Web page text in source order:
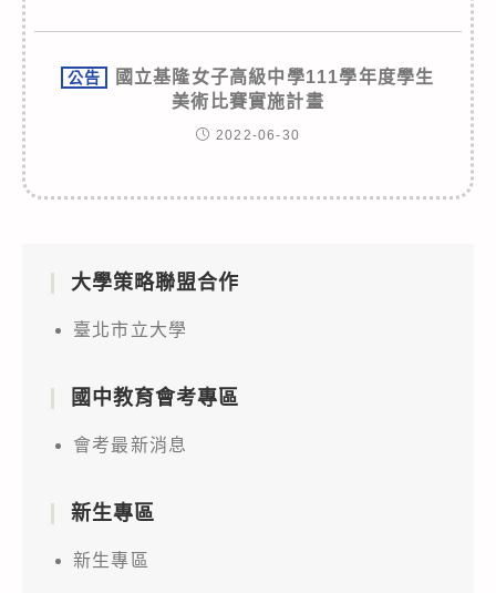
公告
國立基隆女子高級中學111學年度學生
美術比賽實施計畫
2022-06-30
大學策略聯盟合作
臺北市立大學
國中教育會考專區
會考最新消息
新生專區
新生專區